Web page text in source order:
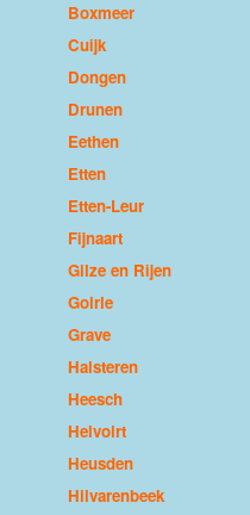
Boxmeer
Cuijk
Dongen
Drunen
Eethen
Etten
Etten-Leur
Fijnaart
Gilze en Rijen
Goirle
Grave
Halsteren
Heesch
Helvoirt
Heusden
Hilvarenbeek